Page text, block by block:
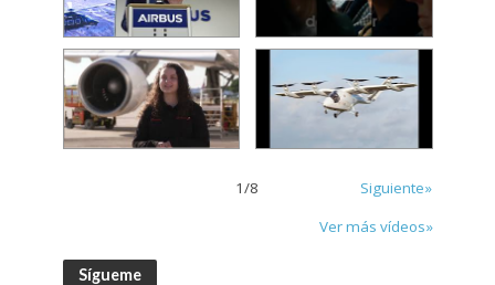
1/8
Siguiente»
Ver más vídeos»
Sígueme